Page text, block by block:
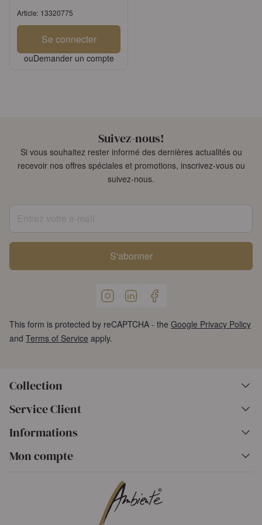
Article: 13320775
Se connecter
ouDemander un compte
Suivez-nous!
Si vous souhaitez rester informé des dernières actualités ou
recevoir nos offres spéciales et promotions, inscrivez-vous ou
suivez-nous.
S'abonner
This form is protected by reCAPTCHA - the Google Privacy Policy
and Terms of Service apply.
Collection
Service Client
Informations
Mon compte